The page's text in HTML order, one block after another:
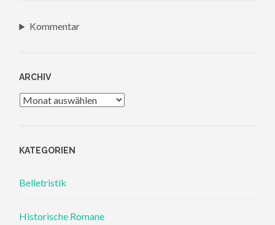
Kommentar
ARCHIV
Archiv
KATEGORIEN
Belletristik
Historische Romane